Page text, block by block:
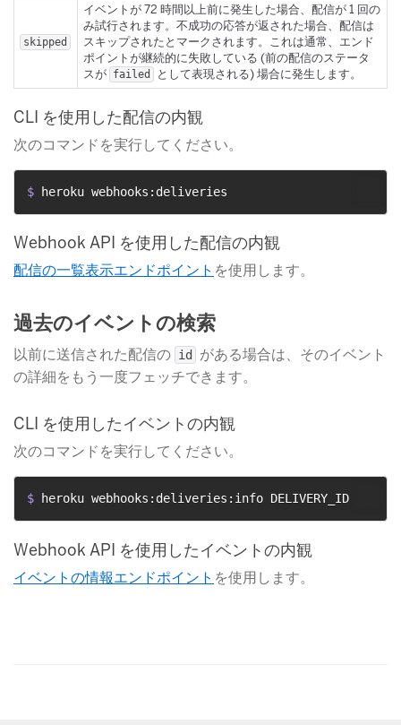
skipped
イベントが 72 時間以上前に発生した場合、配信が 1 回の
み試行されます。不成功の応答が返された場合、配信は
スキップされたとマークされます。これは通常、エンド
ポイントが継続的に失敗している (前の配信のステータ
スが failed ​ として表現される) 場合に発生します。
CLI を使用した配信の内観
次のコマンドを実行してください。
$ heroku webhooks:deliveries
Webhook API を使用した配信の内観
配信の一覧表示エンドポイント ​を使用します。
過去のイベントの検索
以前に送信された配信の id
​ がある場合は、そのイベント
の詳細をもう一度フェッチできます。
CLI を使用したイベントの内観
次のコマンドを実行してください。
$ heroku webhooks:deliveries:info DELIVERY_ID
Webhook API を使用したイベントの内観
イベントの情報エンドポイント ​を使用します。